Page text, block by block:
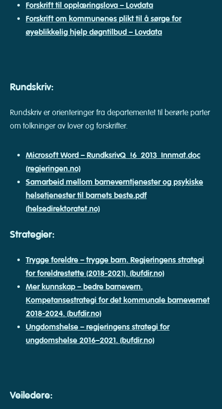
Forskrift til opplæringslova – Lovdata
Forskrift om kommunenes plikt til å sørge for
øyeblikkelig hjelp døgntilbud – Lovdata
Rundskriv:
Rundskriv er orienteringer fra departementet til berørte parter
om tolkninger av lover og forskrifter.
Microsoft Word – RundksrivQ_!6_2013_Innmat.doc
(regjeringen.no)
Samarbeid mellom barneverntjenester og psykiske
helsetjenester til barnets beste.pdf
(helsedirektoratet.no)
Strategier:
Trygge foreldre – trygge barn. Regjeringens strategi
for foreldrestøtte (2018-2021). (bufdir.no)
Mer kunnskap – bedre barnevern.
Kompetansestrategi for det kommunale barnevernet
2018-2024. (bufdir.no)
Ungdomshelse – regjeringens strategi for
ungdomshelse 2016–2021. (bufdir.no)
Veiledere: